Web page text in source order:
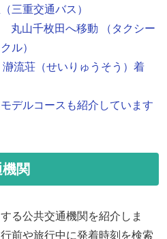
三重交通バス）
山千枚田へ移動 （タクシー
ル）
流荘（せいりゅうそう）着
デルコースも紹介しています
関
る公共交通機関を紹介しま
前や旅行中に発着時刻を検索